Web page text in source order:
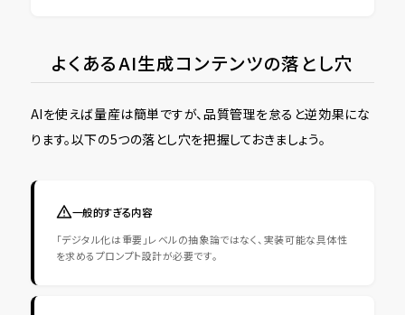
よくあるAI生成コンテンツの落とし穴
AIを使えば量産は簡単ですが、品質管理を怠ると逆効果にな
ります。以下の5つの落とし穴を把握しておきましょう。
一般的すぎる内容
「デジタル化は重要」レベルの抽象論ではなく、実装可能な具体性
を求めるプロンプト設計が必要です。